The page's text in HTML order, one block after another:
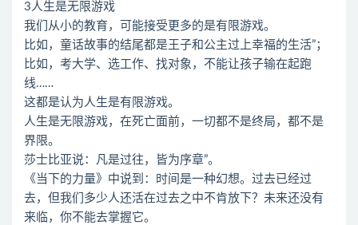
3人生是无限游戏
我们从小的教育，可能接受更多的是有限游戏。
比如，童话故事的结尾都是王子和公主过上幸福的生活”；
比如，考大学、选工作、找对象，不能让孩子输在起跑
线……
这都是认为人生是有限游戏。
人生是无限游戏，在死亡面前，一切都不是终局，都不是
界限。
莎士比亚说：凡是过往，皆为序章”。
《当下的力量》中说到：时间是一种幻想。过去已经过
去，但我们多少人还活在过去之中不肯放下？未来还没有
来临，你不能去掌握它。